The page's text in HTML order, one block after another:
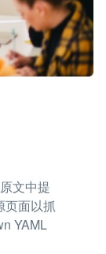
文中提
页面以抓
YAML